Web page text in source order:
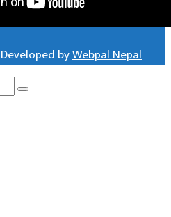
byWebpal Nepal